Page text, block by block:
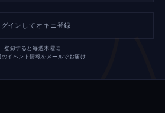
グインしてオキニ登録
登録すると毎週木曜に
のイベント情報をメールでお届け ハ